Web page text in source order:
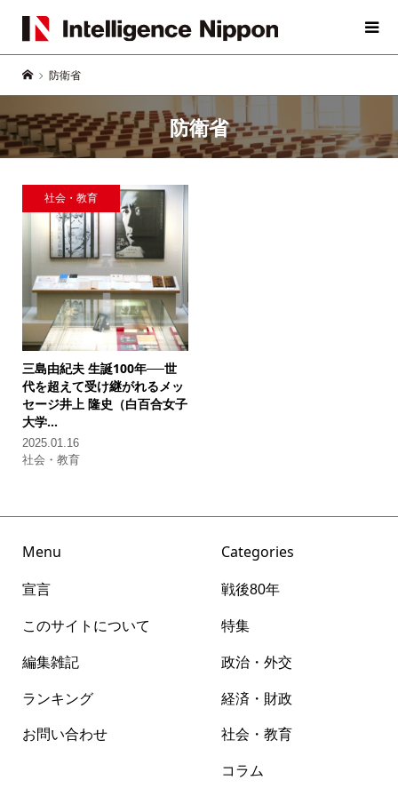
防衛省
防衛省
社会・教育
三島由紀夫 生誕100年──世
代を超えて受け継がれるメッ
セージ井上 隆史（白百合女子
大学...
2025.01.16
社会・教育
Menu
宣言
このサイトについて
編集雑記
ランキング
お問い合わせ
Categories
戦後80年
特集
政治・外交
経済・財政
社会・教育
コラム